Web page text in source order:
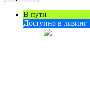
В пути
Доступно в лизинг